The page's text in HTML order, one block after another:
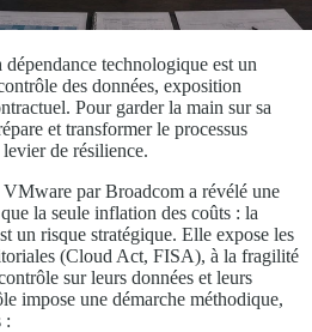
technologique est un
des données, exposition
Pour garder la main sur sa
et transformer le processus
de résilience.
par Broadcom a révélé une
la seule inflation des coûts : la
un risque stratégique. Elle expose les
(Cloud Act, FISA), à la fragilité
sur leurs données et leurs
impose une démarche méthodique,
: